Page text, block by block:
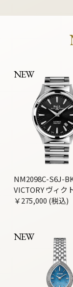
NEW
NM2098C-S6J-
VICTORY ヴィク
￥275,000 (税込)
NEW